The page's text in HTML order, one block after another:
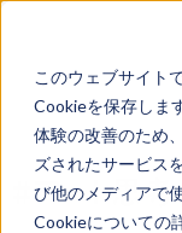
このウェブサイト
Cookieを保存しま
体験の改善のため
ズされたサービス
び他のメディアで
Cookieについての
#アート思考